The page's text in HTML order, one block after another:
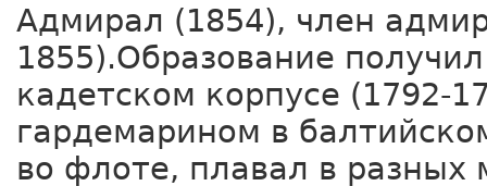
Адмирал (1854), член
1855).Образование
кадетском корпусе (1792-
гардемарином в
во флоте, плавал в разных